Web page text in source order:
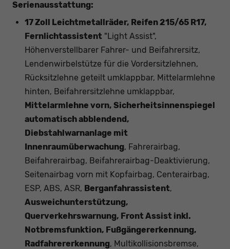
Serienausstattung:
17 Zoll Leichtmetallräder, Reifen 215/65 R17,
Fernlichtassistent "Light Assist",
Höhenverstellbarer Fahrer- und Beifahrersitz,
Lendenwirbelstütze für die Vordersitzlehnen,
Rücksitzlehne geteilt umklappbar, Mittelarmlehne
hinten, Beifahrersitzlehne umklappbar,
Mittelarmlehne vorn, Sicherheitsinnenspiegel
automatisch abblendend,
Diebstahlwarnanlage mit
Innenraumüberwachung, Fahrerairbag,
Beifahrerairbag, Beifahrerairbag-Deaktivierung,
Seitenairbag vorn mit Kopfairbag, Centerairbag,
ESP, ABS, ASR, Berganfahrassistent,
Ausweichunterstützung,
Querverkehrswarnung, Front Assist inkl.
Notbremsfunktion, Fußgängererkennung,
Radfahrererkennung, Multikollisionsbremse,